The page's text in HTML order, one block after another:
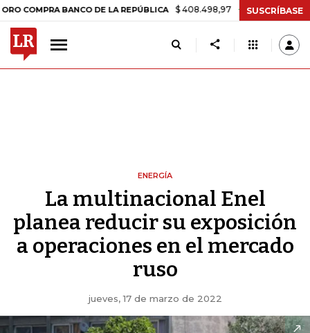
BANCO DE LA REPÚBLICA $ 408.498,97 +$ 8.753,81 +2,19%
SUSCRÍBASE
ENERGÍA
La multinacional Enel
planea reducir su exposición
a operaciones en el mercado
ruso
jueves, 17 de marzo de 2022